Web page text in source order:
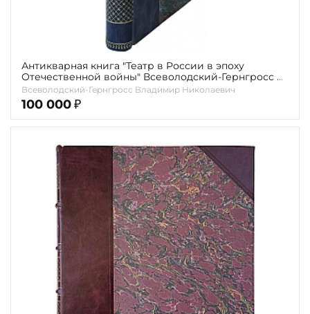
Антикварная книга "Театр в России в эпоху
Отечественной войны" Всеволодский-Гернгросс В.
1912г.
Всеволодский-Гернгросс Владимир Николаевич
100 000 ₽